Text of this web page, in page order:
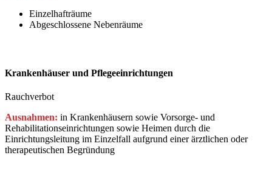
Einzelhafträume
Abgeschlossene Nebenräume
Krankenhäuser und Pflegeeinrichtungen
Rauchverbot
Ausnahmen: in Krankenhäusern sowie Vorsorge- und
Rehabilitationseinrichtungen sowie Heimen durch die
Einrichtungsleitung im Einzelfall aufgrund einer ärztlichen oder
therapeutischen Begründung